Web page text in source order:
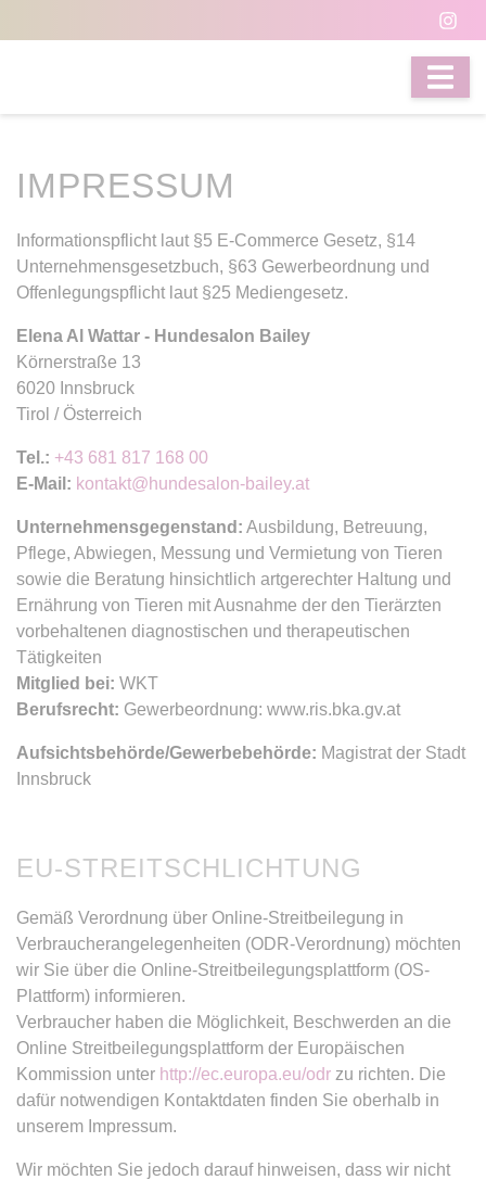
IMPRESSUM
Informationspflicht laut §5 E-Commerce Gesetz, §14
Unternehmensgesetzbuch, §63 Gewerbeordnung und
Offenlegungspflicht laut §25 Mediengesetz.
Elena Al Wattar - Hundesalon Bailey
Körnerstraße 13
6020 Innsbruck
Tirol / Österreich
Tel.: +43 681 817 168 00
E-Mail: kontakt@hundesalon-bailey.at
Unternehmensgegenstand: Ausbildung, Betreuung,
Pflege, Abwiegen, Messung und Vermietung von Tieren
sowie die Beratung hinsichtlich artgerechter Haltung und
Ernährung von Tieren mit Ausnahme der den Tierärzten
vorbehaltenen diagnostischen und therapeutischen
Tätigkeiten
Mitglied bei: WKT
Berufsrecht: Gewerbeordnung: www.ris.bka.gv.at
Aufsichtsbehörde/Gewerbebehörde: Magistrat der Stadt
Innsbruck
EU-STREITSCHLICHTUNG
Gemäß Verordnung über Online-Streitbeilegung in
Verbraucherangelegenheiten (ODR-Verordnung) möchten
wir Sie über die Online-Streitbeilegungsplattform (OS-
Plattform) informieren.
Verbraucher haben die Möglichkeit, Beschwerden an die
Online Streitbeilegungsplattform der Europäischen
Kommission unter http://ec.europa.eu/odr zu richten. Die
dafür notwendigen Kontaktdaten finden Sie oberhalb in
unserem Impressum.
Wir möchten Sie jedoch darauf hinweisen, dass wir nicht